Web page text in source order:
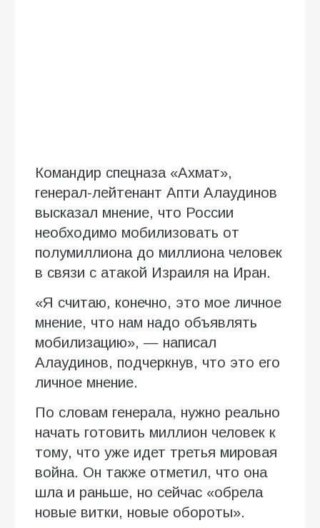
Командир спецназа «Ахмат»,
генерал-лейтенант Апти Алаудинов
высказал мнение, что России
необходимо мобилизовать от
полумиллиона до миллиона человек
в связи с атакой Израиля на Иран.
«Я считаю, конечно, это мое личное
мнение, что нам надо объявлять
мобилизацию», — написал
Алаудинов, подчеркнув, что это его
личное мнение.
По словам генерала, нужно реально
начать готовить миллион человек к
тому, что уже идет третья мировая
война. Он также отметил, что она
шла и раньше, но сейчас «обрела
новые витки, новые обороты».